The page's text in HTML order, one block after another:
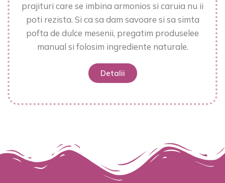
prajituri care se imbina armonios si caruia nu ii
poti rezista. Si ca sa dam savoare si sa simta
pofta de dulce mesenii, pregatim produselee
manual si folosim ingrediente naturale.
Detalii